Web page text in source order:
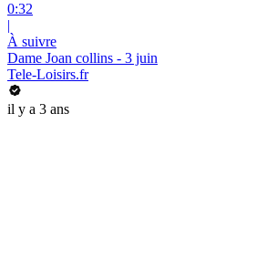
0:32
|
À suivre
Dame Joan collins - 3 juin
Tele-Loisirs.fr
il y a 3 ans